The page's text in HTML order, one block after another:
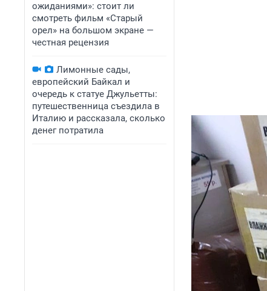
ожиданиями»: стоит ли
смотреть фильм «Старый
орел» на большом экране —
честная рецензия
Лимонные сады,
европейский Байкал и
очередь к статуе Джульетты:
путешественница съездила в
Италию и рассказала, сколько
денег потратила